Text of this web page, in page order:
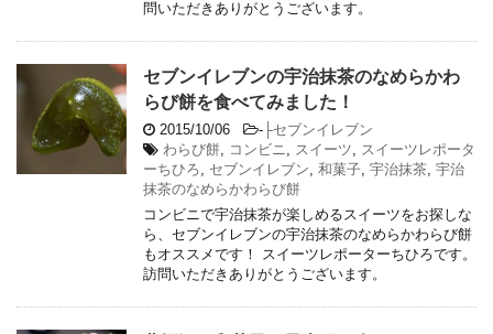
問いただきありがとうございます。
セブンイレブンの宇治抹茶のなめらかわ
らび餅を食べてみました！
2015/10/06 - ├セブンイレブン
わらび餅, コンビニ, スイーツ, スイーツレポータ
ーちひろ , セブンイレブン, 和菓子, 宇治抹茶, 宇治
抹茶のなめらかわらび餅
コンビニで宇治抹茶が楽しめるスイーツをお探しな
ら、セブンイレブンの宇治抹茶のなめらかわらび餅
もオススメです！ スイーツレポーターちひろです。
訪問いただきありがとうございます。